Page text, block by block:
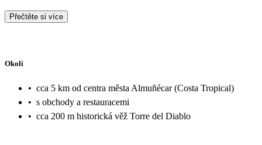
Přečtěte si více
Okolí
• cca 5 km od centra města Almuñécar (Costa Tropical)
• s obchody a restauracemi
• cca 200 m historická věž Torre del Diablo